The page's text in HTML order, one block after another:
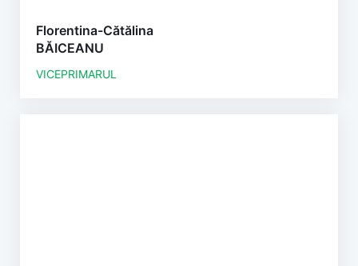
Florentina-Cătălina
BĂICEANU
VICEPRIMARUL